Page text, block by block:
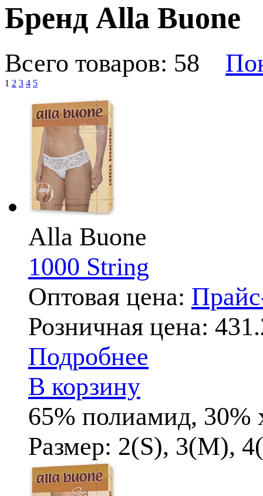
Бренд Alla Buone
Всего товаров: 58
1 2 3 4 5
Alla Buone
1000 String
Оптовая цена:
Розничная цена:
Подробнее
В корзину
65% полиамид, 30%
Размер: 2(S), 3(M),